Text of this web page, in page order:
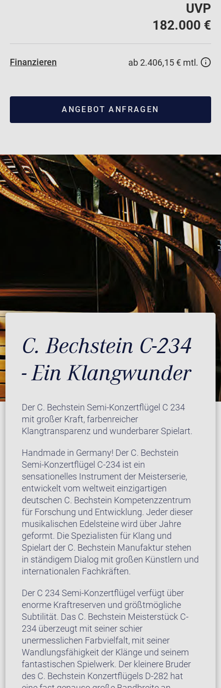
UVP
182.000 €
Finanzieren ab 2.406,15 € mtl.
ANGEBOT ANFRAGEN
C. Bechstein C-234
- Ein Klangwunder
Der C. Bechstein Semi-Konzertflügel C 234
mit großer Kraft, farbenreicher
Klangtransparenz und wunderbarer Spielart.
Handmade in Germany! Der C. Bechstein
Semi-Konzertflügel C-234 ist ein
sensationelles Instrument der Meisterserie,
entwickelt vom weltweit einzigartigen
deutschen C. Bechstein Kompetenzzentrum
für Forschung und Entwicklung. Jeder dieser
musikalischen Edelsteine wird über Jahre
geformt. Die Spezialisten für Klang und
Spielart der C. Bechstein Manufaktur stehen
in ständigem Dialog mit großen Künstlern und
internationalen Fachkräften.
Der C 234 Semi-Konzertflügel verfügt über
enorme Kraftreserven und größtmögliche
Subtilität. Das C. Bechstein Meisterstück C-
234 überzeugt mit seiner schier
unermesslichen Farbvielfalt, mit seiner
Wandlungsfähigkeit der Klänge und seinem
fantastischen Spielwerk. Der kleinere Bruder
des C. Bechstein Konzertflügels D-282 hat